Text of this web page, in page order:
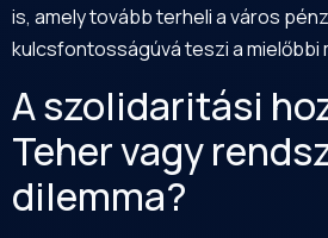
is, amely tovább terheli a város
kulcsfontosságúvá teszi a mielőbbi
A szolidaritási
Teher vagy
dilemma?